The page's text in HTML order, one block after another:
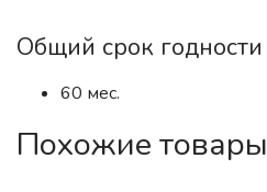
Общий срок годности
60 мес.
Похожие товары